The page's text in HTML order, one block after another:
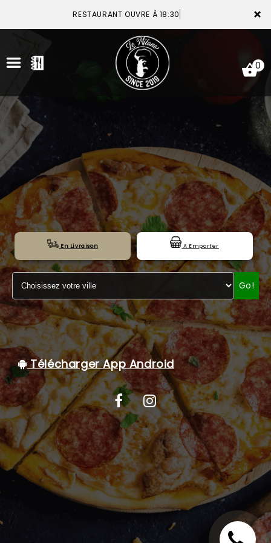
×
RESTAURANT OUVRE À 18:30
ACCUEIL
LA CARTE
VOTRE COMPTE
NOTRE RESTAURANT
VOS AVIS
MENTIONS LÉGALES
C.G.V
0
En Livraison A Emporter
Go!
Télécharger App Android